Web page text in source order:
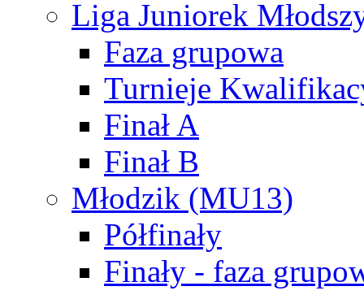
Liga Juniorek
Faza grupowa
Turnieje
Finał A
Finał B
Młodzik (MU13)
Półfinały
Finały - faza